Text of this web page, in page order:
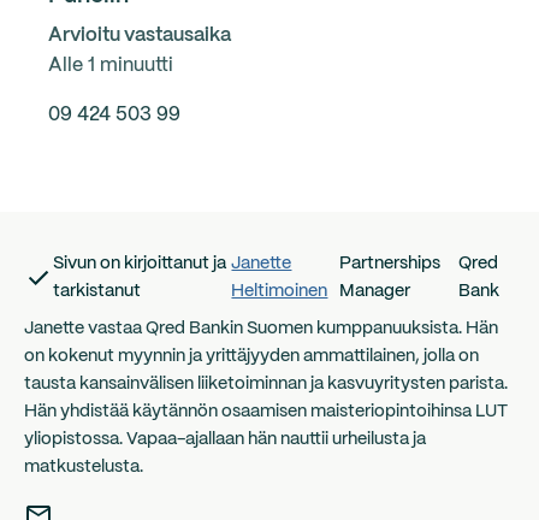
Arvioitu vastausaika
Alle 1 minuutti
09 424 503 99
Sivun on kirjoittanut ja
tarkistanut
Janette
Heltimoinen
Partnerships
Manager
Qred
Bank
Janette vastaa Qred Bankin Suomen kumppanuuksista. Hän
on kokenut myynnin ja yrittäjyyden ammattilainen, jolla on
tausta kansainvälisen liiketoiminnan ja kasvuyritysten parista.
Hän yhdistää käytännön osaamisen maisteriopintoihinsa LUT
yliopistossa. Vapaa-ajallaan hän nauttii urheilusta ja
matkustelusta.